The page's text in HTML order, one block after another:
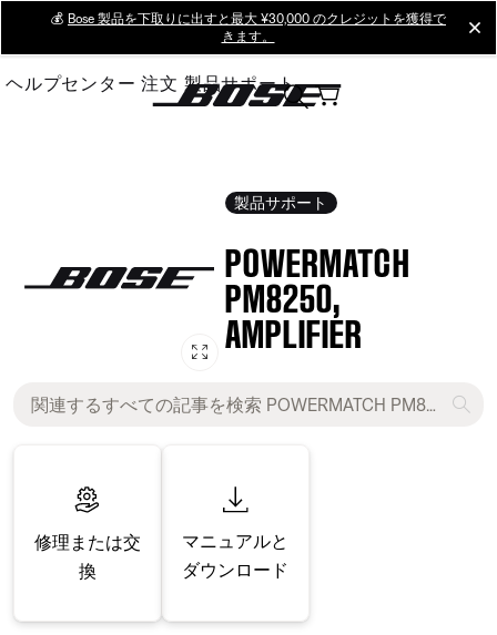
Main
💰 Bose 製品を下取りに出すと最大 ¥30,000 のクレジットを獲得で
きます。
ヘルプセンター 注文 製品サポート
製品サポート
POWERMATCH
PM8250,
AMPLIFIER
修理または交
換
マニュアルと
ダウンロード